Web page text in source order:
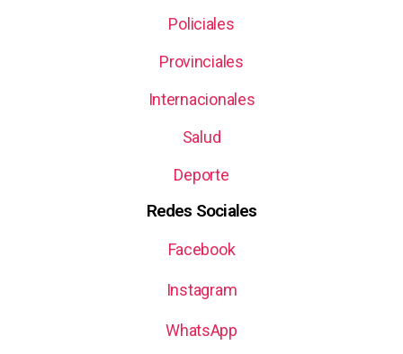
Policiales
Provinciales
Internacionales
Salud
Deporte
Redes Sociales
Facebook
Instagram
WhatsApp